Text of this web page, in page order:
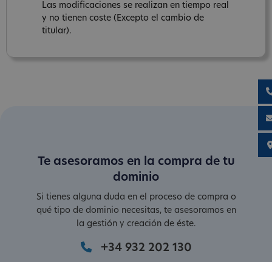
Las modificaciones se realizan en tiempo real
y no tienen coste (Excepto el cambio de
titular).
Te asesoramos en la compra de tu
dominio
Si tienes alguna duda en el proceso de compra o
qué tipo de dominio necesitas, te asesoramos en
la gestión y creación de éste.
+34 932 202 130